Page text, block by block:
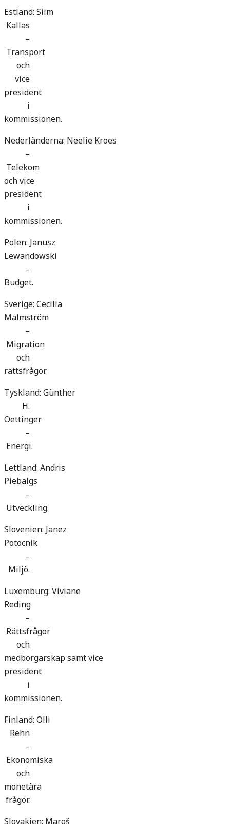
Estland: Siim
Kallas
–
Transport
och
vice
president
i
kommissionen.
Nederländerna: Neelie Kroes
–
Telekom
och vice
president
i
kommissionen.
Polen: Janusz
Lewandowski
–
Budget.
Sverige: Cecilia
Malmström
–
Migration
och
rättsfrågor.
Tyskland: Günther
H.
Oettinger
–
Energi.
Lettland: Andris
Piebalgs
–
Utveckling.
Slovenien: Janez
Potocnik
–
Miljö.
Luxemburg: Viviane
Reding
–
Rättsfrågor
och
medborgarskap samt vice
president
i
kommissionen.
Finland: Olli
Rehn
–
Ekonomiska
och
monetära
frågor.